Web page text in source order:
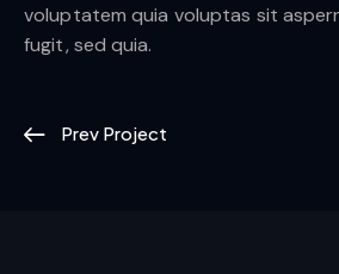
voluptatem quia voluptas sit
fugit, sed quia.
Prev Project